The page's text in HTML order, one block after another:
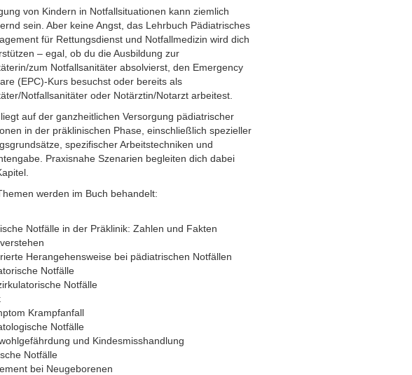
von Kindern in Notfallsituationen kann ziemlich
sein. Aber keine Angst, das Lehrbuch Pädiatrisches
für Rettungsdienst und Notfallmedizin wird dich
– egal, ob du die Ausbildung zur
zum Notfallsanitäter absolvierst, den Emergency
(EPC)-Kurs besuchst oder bereits als
Notfallsanitäter oder Notärztin/Notarzt arbeitest.
auf der ganzheitlichen Versorgung pädiatrischer
in der präklinischen Phase, einschließlich spezieller
spezifischer Arbeitstechniken und
Praxisnahe Szenarien begleiten dich dabei
werden im Buch behandelt:
Notfälle in der Präklinik: Zahlen und Fakten
Herangehensweise bei pädiatrischen Notfällen
Notfälle
Notfälle
Krampfanfall
Notfälle
und Kindesmisshandlung
Notfälle
bei Neugeborenen